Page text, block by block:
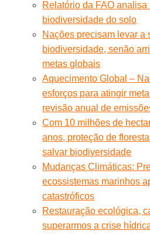
Relatório da FAO
biodiversidade do solo
Nações precisam levar a
biodiversidade, senão
metas globais
Aquecimento Global –
esforços para atingir
revisão anual de
Com 10 milhões de
anos, proteção de
salvar biodiversidade
Mudanças Climáticas:
ecossistemas marinhos
catastróficos
Restauração ecológica,
superarmos a crise